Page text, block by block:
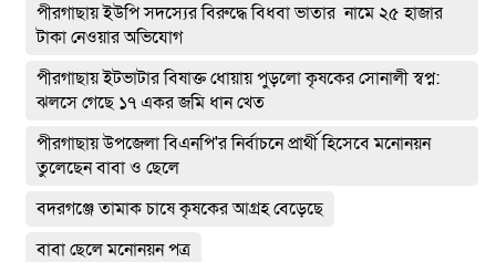
পীরগাছায় ইউপি সদস্যের বিরুদ্ধে বিধবা ভাতার নামে ২৫ হাজার
টাকা নেওয়ার অভিযোগ
পীরগাছায় ইটভাটার বিষাক্ত ধোয়ায় পুড়লো কৃষকের সোনালী স্বপ্ন:
ঝলসে গেছে ১৭ একর জমি ধান খেত
পীরগাছায় উপজেলা বিএনপি'র নির্বাচনে প্রার্থী হিসেবে মনোনয়ন
তুলেছেন বাবা ও ছেলে
বদরগঞ্জে তামাক চাষে কৃষকের আগ্রহ বেড়েছে
বাবা ছেলে মনোনয়ন পত্র